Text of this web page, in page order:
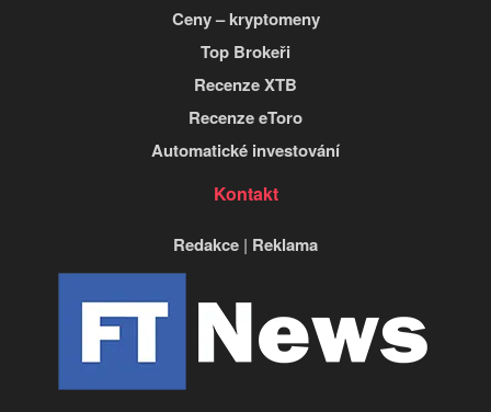
Ceny – kryptomeny
Top Brokeři
Recenze XTB
Recenze eToro
Automatické investování
Kontakt
Redakce | Reklama